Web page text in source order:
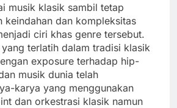
musik klasik sambil tetap
keindahan dan kompleksitas
ciri khas genre tersebut.
terlatih dalam tradisi klasik
exposure terhadap hip-
musik dunia telah
karya yang menggunakan
dan orkestrasi klasik namun